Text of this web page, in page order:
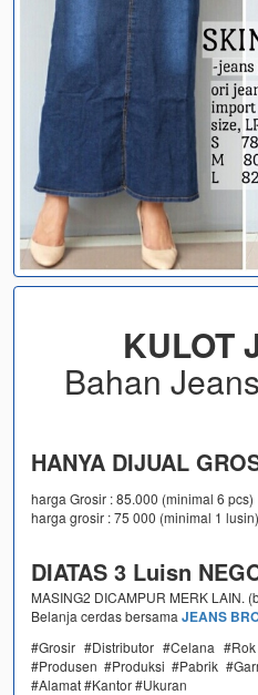
KULOT
Bahan
HANYA DIJUAL
harga Grosir : 85.000 (minimal 6 pcs)
harga grosir : 75 000 (minimal 1 lusin)
DIATAS 3 Luisn
MASING2 DICAMPUR MERK LAIN.
Belanja cerdas bersama JEANS
#Grosir #Distributor #Celana
#Produsen #Produksi #Pabrik
#Alamat #Kantor #Ukuran